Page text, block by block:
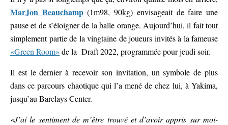
MarJon Beauchamp(1m98, 90kg) envisageait de faire une
pause et de s’éloigner de la balle orange. Aujourd’hui, il fait tout
simplement partie de la vingtaine de joueurs invités à la fameuse
«Green Room» de la Draft 2022, programmée pour jeudi soir.
Il est le dernier à recevoir son invitation, un symbole de plus
dans ce parcours chaotique qui l’a mené de chez lui, à Yakima,
jusqu’au Barclays Center.
«J’ai le sentiment de m’être trouvé et d’avoir appris sur moi-